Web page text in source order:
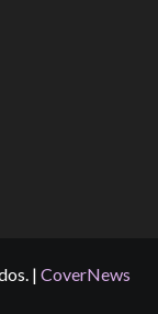
| CoverNews